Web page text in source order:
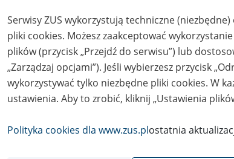
18
lutego
2026
Subkonto w ZUS -
16 stycznia
2026
„Stażowe” – jak odebrać
doliczenia do stażu pracy
29 grudnia
2025
„Stażowe” – nowe
22
grudnia
„Mały ZUS plus” – nowe
Serwisy ZUS wykorzystują techniczne
pliki cookies. Możesz zaakceptować
plików (przycisk „Przejdź do serwisu”) lub
„Zarządzaj opcjami”). Jeśli wybierzesz przycisk
wykorzystywać tylko niezbędne pliki cookies. W
ustawienia. Aby to zrobić, kliknij „Ustawienia
Polityka cookies dla www.zus.plostatnia